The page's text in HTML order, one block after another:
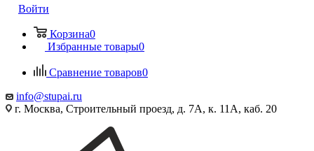
Войти
Корзина0
Избранные товары0
Сравнение товаров0
info@stupai.ru
г. Москва, Строительный проезд, д. 7А, к. 11А, каб. 20